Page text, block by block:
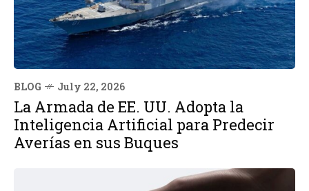
BLOG July 22, 2026
La Armada de EE. UU. Adopta la
Inteligencia Artificial para Predecir
Averías en sus Buques